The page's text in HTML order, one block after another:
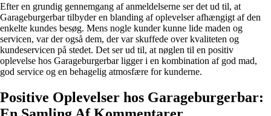
Efter en grundig gennemgang af anmeldelserne ser det ud til, at
Garageburgerbar tilbyder en blanding af oplevelser afhængigt af den
enkelte kundes besøg. Mens nogle kunder kunne lide maden og
servicen, var der også dem, der var skuffede over kvaliteten og
kundeservicen på stedet. Det ser ud til, at nøglen til en positiv
oplevelse hos Garageburgerbar ligger i en kombination af god mad,
god service og en behagelig atmosfære for kunderne.
Positive Oplevelser hos Garageburgerbar: